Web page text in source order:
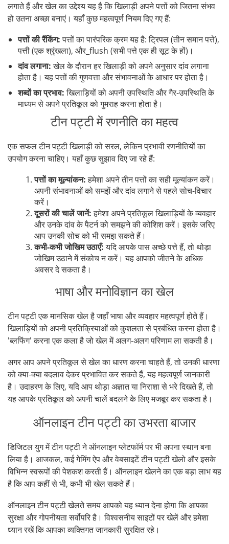
लगाते हैं और खेल का उद्देश्य यह है कि खिलाड़ी अपने पत्तों को जितना संभव
हो उतना अच्छा बनाएं। यहाँ कुछ महत्वपूर्ण नियम दिए गए हैं:
पत्तों की रैंकिंग:पत्तों का पारंपरिक क्रम यह है: ट्रिपल (तीन समान पत्ते),
पत्ती (एक श्रृंखला), और_flush (सभी पत्ते एक ही सूट के हों)।
दांव लगाना:खेल के दौरान हर खिलाड़ी को अपने अनुसार दांव लगाना
होता है। यह पत्तों की गुणवत्ता और संभावनाओं के आधार पर होता है।
शब्दों का प्रभाव:खिलाड़ियों को अपनी उपस्थिति और गैर-उपस्थिति के
माध्यम से अपने प्रतिकूल को गुमराह करना होता है।
टीन पट्टी में रणनीति का महत्व
एक सफल टीन पट्टी खिलाड़ी को सरल, लेकिन प्रभावी रणनीतियों का
उपयोग करना चाहिए। यहाँ कुछ सुझाव दिए जा रहे हैं:
पत्तों का मूल्यांकन:हमेशा अपने तीन पत्तों का सही मूल्यांकन करें।
अपनी संभावनाओं को समझें और दांव लगाने से पहले सोच-विचार
करें।
दूसरों की चालें जानें:हमेशा अपने प्रतिकूल खिलाड़ियों के व्यवहार
और उनके दांव के पैटर्न को समझने की कोशिश करें। इसके जरिए
आप उनकी सोच को भी समझ सकते हैं।
कभी-कभी जोखिम उठाएँ:यदि आपके पास अच्छे पत्ते हैं, तो थोड़ा
जोखिम उठाने में संकोच न करें। यह आपको जीतने के अधिक
अवसर दे सकता है।
भाषा और मनोविज्ञान का खेल
टीन पट्टी एक मानसिक खेल है जहाँ भाषा और व्यवहार महत्वपूर्ण होते हैं।
खिलाड़ियों को अपनी प्रतिक्रियाओं को कुशलता से प्रबंधित करना होता है।
'ब्लफिंग' करना एक कला है जो खेल में अलग-अलग परिणाम ला सकती है।
अगर आप अपने प्रतिकूल से खेल का धारण करना चाहते हैं, तो उनकी धारणा
को क्या-क्या बदलाव देकर प्रभावित कर सकते हैं, यह महत्वपूर्ण जानकारी
है। उदाहरण के लिए, यदि आप थोड़ा अज्ञात या निराशा से भरे दिखते हैं, तो
यह आपके प्रतिकूल को अपनी चालें बदलने के लिए मजबूर कर सकता है।
ऑनलाइन टीन पट्टी का उभरता बाजार
डिजिटल युग में टीन पट्टी ने ऑनलाइन प्लेटफॉर्म पर भी अपना स्थान बना
लिया है। आजकल, कई गेमिंग ऐप और वेबसाइटें टीन पट्टी खेलो और इसके
विभिन्न स्वरूपों की पेशकश करती हैं। ऑनलाइन खेलने का एक बड़ा लाभ यह
है कि आप कहीं से भी, कभी भी खेल सकते हैं।
ऑनलाइन टीन पट्टी खेलते समय आपको यह ध्यान देना होगा कि आपका
सुरक्षा और गोपनीयता सर्वोपरि है। विश्वसनीय साइटों पर खेलें और हमेशा
ध्यान रखें कि आपका व्यक्तिगत जानकारी सुरक्षित रहे।